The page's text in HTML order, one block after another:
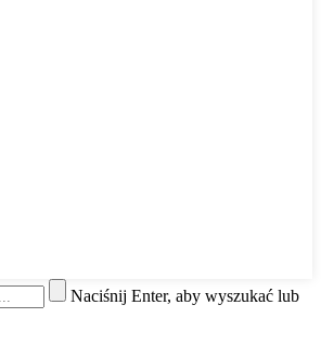
Naciśnij Enter, aby wyszukać lub